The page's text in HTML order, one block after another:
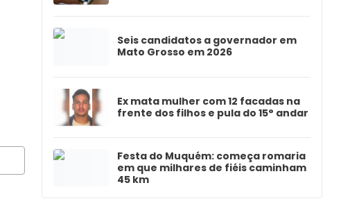
Seis candidatos a governador em
Mato Grosso em 2026
Ex mata mulher com 12 facadas na
frente dos filhos e pula do 15° andar
Festa do Muquém: começa romaria
em que milhares de fiéis caminham
45 km